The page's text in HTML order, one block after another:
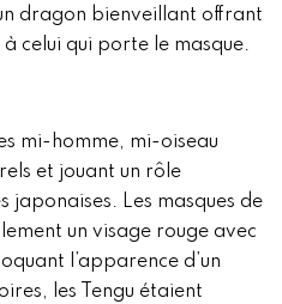
dragon bienveillant offrant
celui qui porte le masque.
mi-homme, mi-oiseau
et jouant un rôle
japonaises. Les masques de
un visage rouge avec
l’apparence d’un
les Tengu étaient